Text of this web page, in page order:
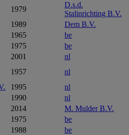
1979
D.s.d.
Stalinrichting B.V.
1989
Dem B.V.
1965
be
1975
be
2001
nl
1957
nl
1995
nl
1990
nl
2014
M. Mulder B.V.
1975
be
1988
be